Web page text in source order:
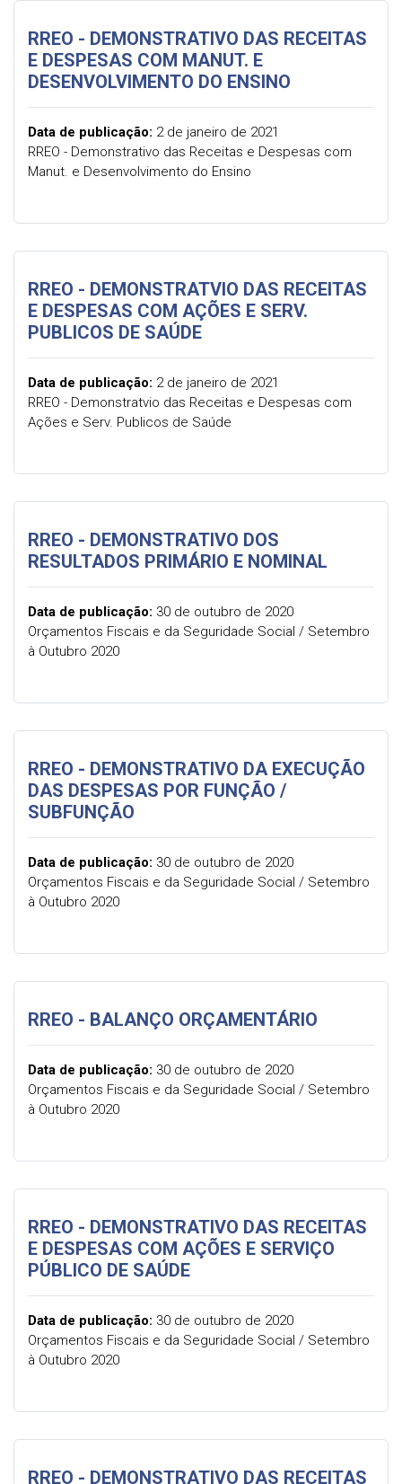
RREO - DEMONSTRATIVO DAS RECEITAS
E DESPESAS COM MANUT. E
DESENVOLVIMENTO DO ENSINO
Data de publicação: 2 de janeiro de 2021
RREO - Demonstrativo das Receitas e Despesas com
Manut. e Desenvolvimento do Ensino
RREO - DEMONSTRATVIO DAS RECEITAS
E DESPESAS COM AÇÕES E SERV.
PUBLICOS DE SAÚDE
Data de publicação: 2 de janeiro de 2021
RREO - Demonstratvio das Receitas e Despesas com
Ações e Serv. Publicos de Saúde
RREO - DEMONSTRATIVO DOS
RESULTADOS PRIMÁRIO E NOMINAL
Data de publicação: 30 de outubro de 2020
Orçamentos Fiscais e da Seguridade Social / Setembro
à Outubro 2020
RREO - DEMONSTRATIVO DA EXECUÇÃO
DAS DESPESAS POR FUNÇÃO /
SUBFUNÇÃO
Data de publicação: 30 de outubro de 2020
Orçamentos Fiscais e da Seguridade Social / Setembro
à Outubro 2020
RREO - BALANÇO ORÇAMENTÁRIO
Data de publicação: 30 de outubro de 2020
Orçamentos Fiscais e da Seguridade Social / Setembro
à Outubro 2020
RREO - DEMONSTRATIVO DAS RECEITAS
E DESPESAS COM AÇÕES E SERVIÇO
PÚBLICO DE SAÚDE
Data de publicação: 30 de outubro de 2020
Orçamentos Fiscais e da Seguridade Social / Setembro
à Outubro 2020
RREO - DEMONSTRATIVO DAS RECEITAS